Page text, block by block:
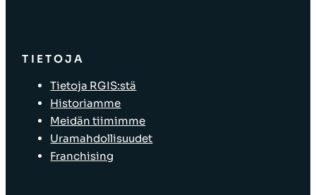
TIETOJA
Tietoja RGIS:stä
Historiamme
Meidän tiimimme
Uramahdollisuudet
Franchising